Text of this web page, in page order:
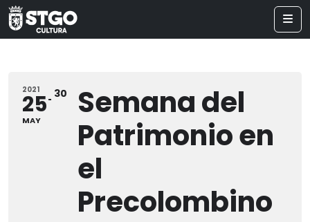
2021
25
MAY
30
Semana del
Patrimonio en
el
Precolombino